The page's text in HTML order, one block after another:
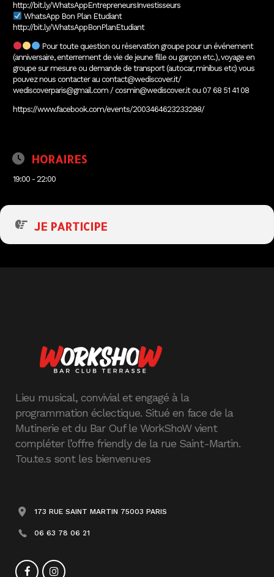
http://bit.ly/WhatsAppEntrepreneursInvestisseurs
WhatsApp Bon Plan Etudiant
http://bit.ly/WhatsAppBonPlanEtudiant
Pour toute question ou réservation groupe pour un événement
(anniversaire, enterrement de vie de jeune fille ou garçon etc.), voyage en
groupe sur mesure ou demande de transport (autocar, minibus etc) vous
pouvez nous contacter au contact@wediscover.it/
wediscoverparis@gmail.com / cosmin@wediscover.it ou 07 68 51 41 08
https://www.facebook.com/events/2003464623233298/
HORAIRES
19:00 - 22:00
JE PARTICIPE
Lieu musical, convivial et engagé à la
programmation éclectique. Situé en face de la
Mutinerie et du Bar Ouf le WorkShoW vient
compléter l’offre friendly de la rue Saint-Martin.
Tou.te.s sont les bienvenu·es
173 RUE SAINT MARTIN 75003 PARIS
06 63 78 06 21